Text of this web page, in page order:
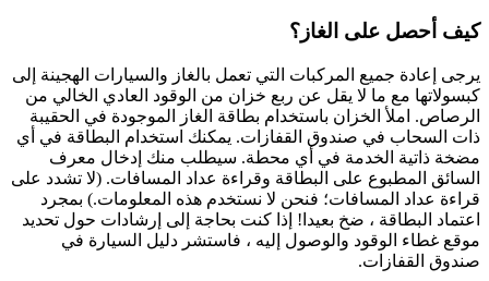
كيف أحصل على الغاز؟
يرجى إعادة جميع المركبات التي تعمل بالغاز والسيارات الهجينة إلى
كبسولاتها مع ما لا يقل عن ربع خزان من الوقود العادي الخالي من
الرصاص. املأ الخزان باستخدام بطاقة الغاز الموجودة في الحقيبة
ذات السحاب في صندوق القفازات. يمكنك استخدام البطاقة في أي
مضخة ذاتية الخدمة في أي محطة. سيطلب منك إدخال معرف
السائق المطبوع على البطاقة وقراءة عداد المسافات. (لا تشدد على
قراءة عداد المسافات؛ فنحن لا نستخدم هذه المعلومات.) بمجرد
اعتماد البطاقة ، ضخ بعيدا! إذا كنت بحاجة إلى إرشادات حول تحديد
موقع غطاء الوقود والوصول إليه ، فاستشر دليل السيارة في
صندوق القفازات.